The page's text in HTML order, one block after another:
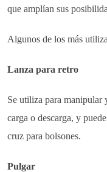
que amplían sus
Algunos de los más
Lanza para retro
Se utiliza para manipular
carga o descarga, y
cruz para bolsones.
Pulgar